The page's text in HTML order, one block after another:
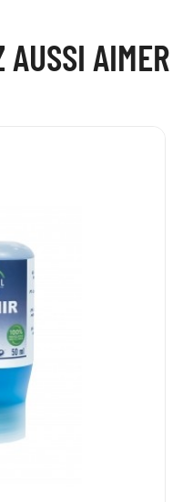
AUSSI AIMER